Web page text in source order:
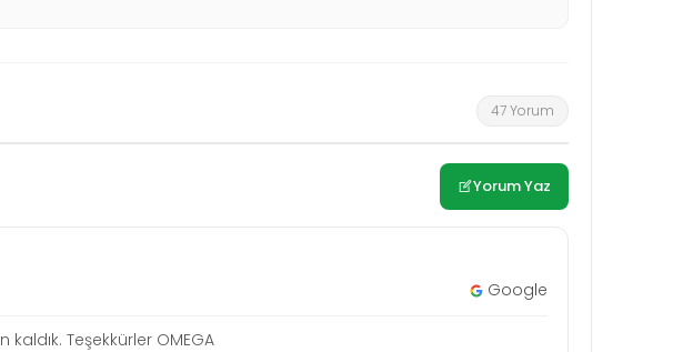
47 Yorum
Yorum Yaz
Google
Teşekkürler OMEGA